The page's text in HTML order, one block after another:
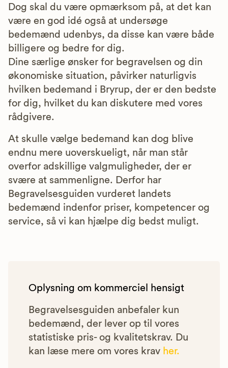
Dog skal du være opmærksom på, at det kan
være en god idé også at undersøge
bedemænd udenbys, da disse kan være både
billigere og bedre for dig.
Dine særlige ønsker for begravelsen og din
økonomiske situation, påvirker naturligvis
hvilken bedemand i Bryrup, der er den bedste
for dig, hvilket du kan diskutere med vores
rådgivere.
At skulle vælge bedemand kan dog blive
endnu mere uoverskueligt, når man står
overfor adskillige valgmuligheder, der er
svære at sammenligne. Derfor har
Begravelsesguiden vurderet landets
bedemænd indenfor priser, kompetencer og
service, så vi kan hjælpe dig bedst muligt.
Oplysning om kommerciel hensigt
Begravelsesguiden anbefaler kun
bedemænd, der lever op til vores
statistiske pris- og kvalitetskrav. Du
kan læse mere om vores krav her.